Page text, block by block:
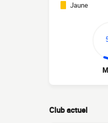
Jaune
Club actuel